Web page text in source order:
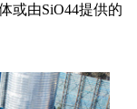
或由SiO44提供的